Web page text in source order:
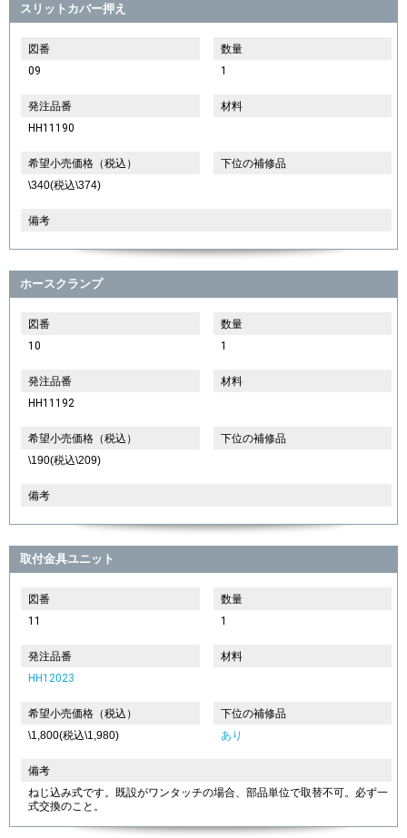
スリットカバー押え
図番
09
数量
1
発注品番
HH11190
材料
希望小売価格（税込）
\340(税込\374)
下位の補修品
備考
ホースクランプ
図番
10
数量
1
発注品番
HH11192
材料
希望小売価格（税込）
\190(税込\209)
下位の補修品
備考
取付金具ユニット
図番
11
数量
1
発注品番
HH12023
材料
希望小売価格（税込）
\1,800(税込\1,980)
下位の補修品
あり
備考
ねじ込み式です。既設がワンタッチの場合、部品単位で取替不可。必ず一
式交換のこと。